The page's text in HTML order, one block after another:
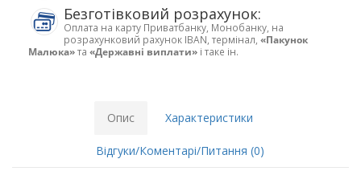
Безготівковий розрахунок:
Оплата на карту Приватбанку, Монобанку, на
розрахунковий рахунок IBAN, термінал, «Пакунок
Малюка»та «Державні виплати» і таке ін.
Опис Характеристики
Відгуки/Коментарі/Питання (0)